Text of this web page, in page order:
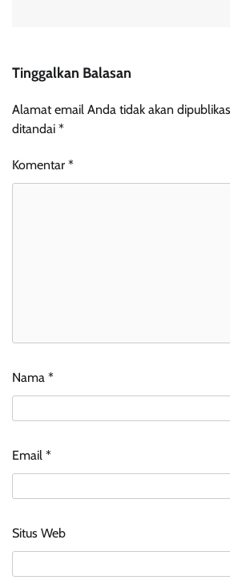
Tinggalkan Balasan
Alamat email Anda tidak akan
ditandai *
Komentar *
Nama *
Email *
Situs Web